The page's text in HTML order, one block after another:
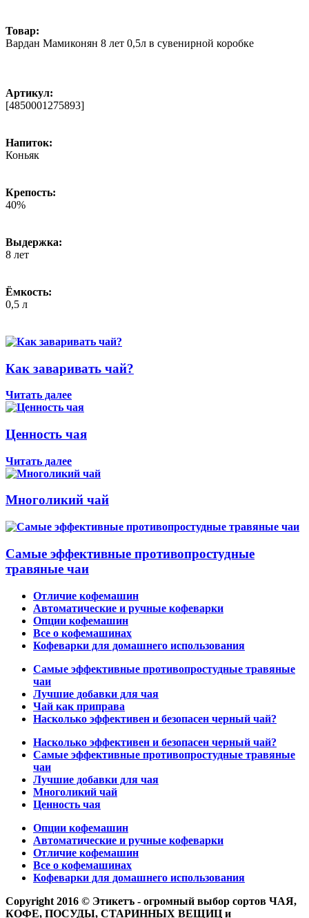
Товар:
Вардан Мамиконян 8 лет 0,5л в сувенирной коробке
Артикул:
[4850001275893]
Напиток:
Коньяк
Крепость:
40%
Выдержка:
8 лет
Ёмкость:
0,5 л
Как заваривать чай?
Читать далее
Ценность чая
Читать далее
Многоликий чай
Самые эффективные противопростудные
травяные чаи
Отличие кофемашин
Автоматические и ручные кофеварки
Опции кофемашин
Все о кофемашинах
Кофеварки для домашнего использования
Самые эффективные противопростудные травяные
чаи
Лучшие добавки для чая
Чай как приправа
Насколько эффективен и безопасен черный чай?
Насколько эффективен и безопасен черный чай?
Самые эффективные противопростудные травяные
чаи
Лучшие добавки для чая
Многоликий чай
Ценность чая
Опции кофемашин
Автоматические и ручные кофеварки
Отличие кофемашин
Все о кофемашинах
Кофеварки для домашнего использования
Copyright 2016 © Этикетъ - огромный выбор сортов ЧАЯ,
КОФЕ, ПОСУДЫ, СТАРИННЫХ ВЕЩИЦ и